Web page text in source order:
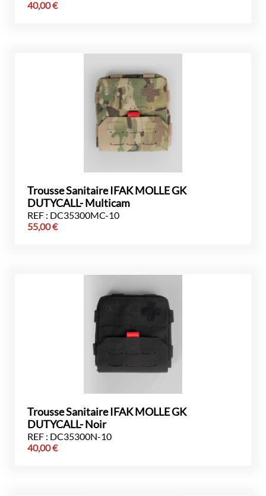
40,00€
Trousse Sanitaire IFAK MOLLE GK
DUTYCALL- Multicam
REF : DC35300MC-10
55,00€
Trousse Sanitaire IFAK MOLLE GK
DUTYCALL- Noir
REF : DC35300N-10
40,00€